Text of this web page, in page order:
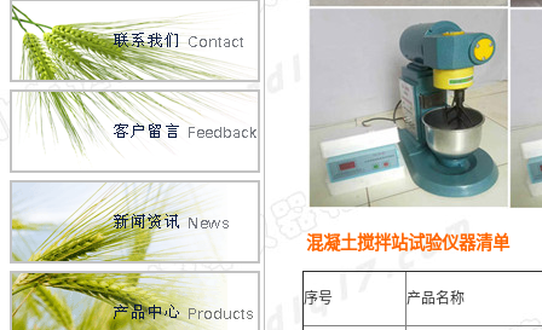
混凝土搅拌站试验仪器清单
序号 产品名称